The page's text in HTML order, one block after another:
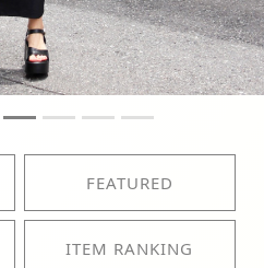
FEATURED
ITEM RANKING